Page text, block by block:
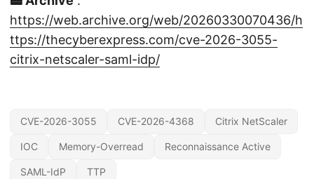
https://web.archive.org/web/20260330070436/h
ttps://thecyberexpress.com/cve-2026-3055-
citrix-netscaler-saml-idp/
CVE-2026-3055 CVE-2026-4368 Citrix NetScaler
IOC Memory-Overread Reconnaissance Active
SAML-IdP TTP